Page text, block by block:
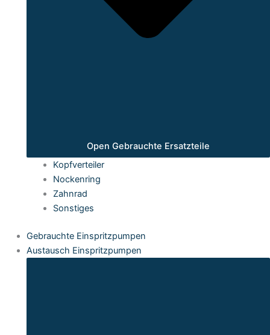
Open Gebrauchte Ersatzteile
Kopfverteiler
Nockenring
Zahnrad
Sonstiges
Gebrauchte Einspritzpumpen
Austausch Einspritzpumpen